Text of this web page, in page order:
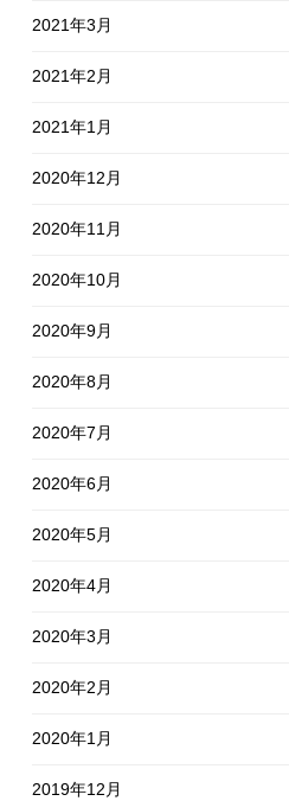
2021年3月
2021年2月
2021年1月
2020年12月
2020年11月
2020年10月
2020年9月
2020年8月
2020年7月
2020年6月
2020年5月
2020年4月
2020年3月
2020年2月
2020年1月
2019年12月